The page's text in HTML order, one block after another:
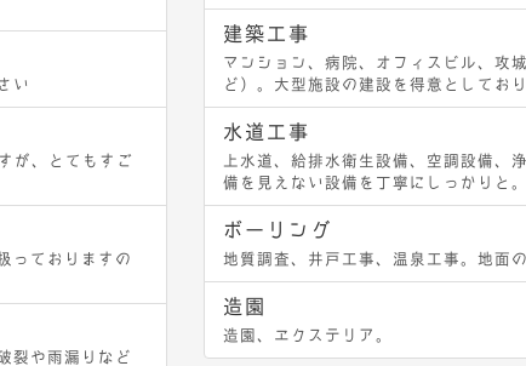
い
が、とてもすご
っておりますの
裂や雨漏りなど
建築工事
マンション、病院、オフィスビル、攻
ど）。大型施設の建設を得意としており
水道工事
上水道、給排水衛生設備、空調設備、
備を見えない設備を丁寧にしっかりと。
ボーリング
地質調査、井戸工事、温泉工事。地面
造園
造園、エクステリア。